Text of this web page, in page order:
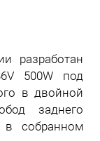
разработан
500W под
в двойной
заднего
в собранном